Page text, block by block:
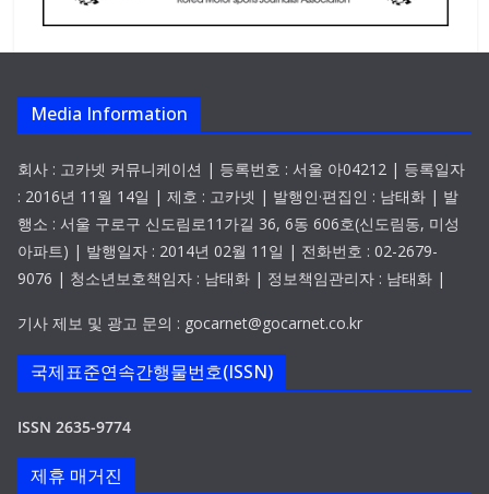
Media Information
회사 : 고카넷 커뮤니케이션 | 등록번호 : 서울 아04212 | 등록일자
: 2016년 11월 14일 | 제호 : 고카넷 | 발행인·편집인 : 남태화 | 발
행소 : 서울 구로구 신도림로11가길 36, 6동 606호(신도림동, 미성
아파트) | 발행일자 : 2014년 02월 11일 | 전화번호 : 02-2679-
9076 | 청소년보호책임자 : 남태화 | 정보책임관리자 : 남태화 |
기사 제보 및 광고 문의 : gocarnet@gocarnet.co.kr
국제표준연속간행물번호(ISSN)
ISSN 2635-9774
제휴 매거진